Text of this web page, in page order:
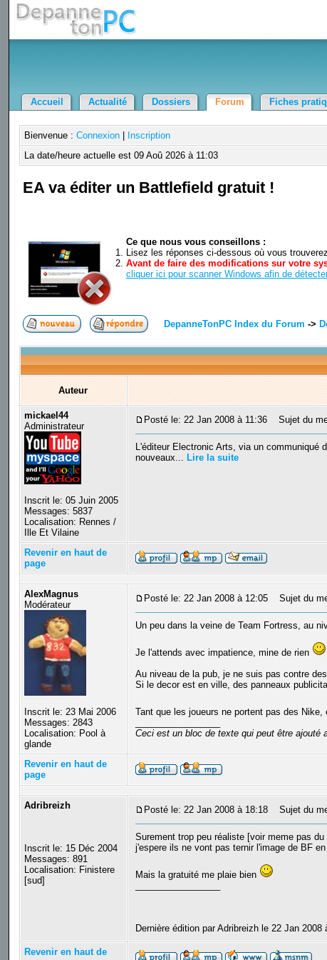
Accueil Actualité Dossiers Forum Fiches
Bienvenue : Connexion|
Inscription
La date/heure actuelle est 09 Aoû 2026 à 11:03
EA va éditer un Battlefield gratuit !
Ce que nous vous conseillons :
Lisez les réponses ci-dessous où vous
Avant de faire des modifications sur votre
cliquer ici pour scanner Windows afin de
DepanneTonPC Index du Forum ->
Auteur
mickael44
Administrateur
Inscrit le: 05 Juin 2005
Messages: 5837
Localisation: Rennes /
Ille Et Vilaine
Posté le: 22 Jan 2008 à 11:36 Sujet du
L'éditeur Electronic Arts, via un communiqué
nouveaux... Lire la suite
Revenir en haut de
page
AlexMagnus
Modérateur
Inscrit le: 23 Mai 2006
Messages: 2843
Localisation: Pool à
glande
Posté le: 22 Jan 2008 à 12:05 Sujet du
Un peu dans la veine de Team Fortress, au
Je l'attends avec impatience, mine de rien
Au niveau de la pub, je ne suis pas contre
Si le decor est en ville, des panneaux
Tant que les joueurs ne portent pas des Nike,
Ceci est un bloc de texte qui peut être
Revenir en haut de
page
Adribreizh
Inscrit le: 15 Déc 2004
Messages: 891
Localisation: Finistere
[sud]
Posté le: 22 Jan 2008 à 18:18 Sujet du
Surement trop peu réaliste [voir meme pas du
j'espere ils ne vont pas ternir l'image de BF
Mais la gratuité me plaie bien
Dernière édition par Adribreizh le 22 Jan
Revenir en haut de